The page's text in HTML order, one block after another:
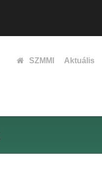
SZMMI Aktuális